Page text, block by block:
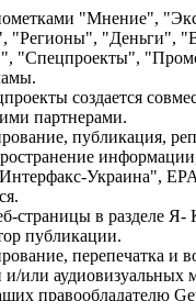
"Мнение",
"Регионы", "Деньги",
"Спецпроекты",
создается
партнерами.
публикация,
Украина",
страницы в разделе Я-
публикации.
перепечатка и
или аудиовизуальных
правообладателю